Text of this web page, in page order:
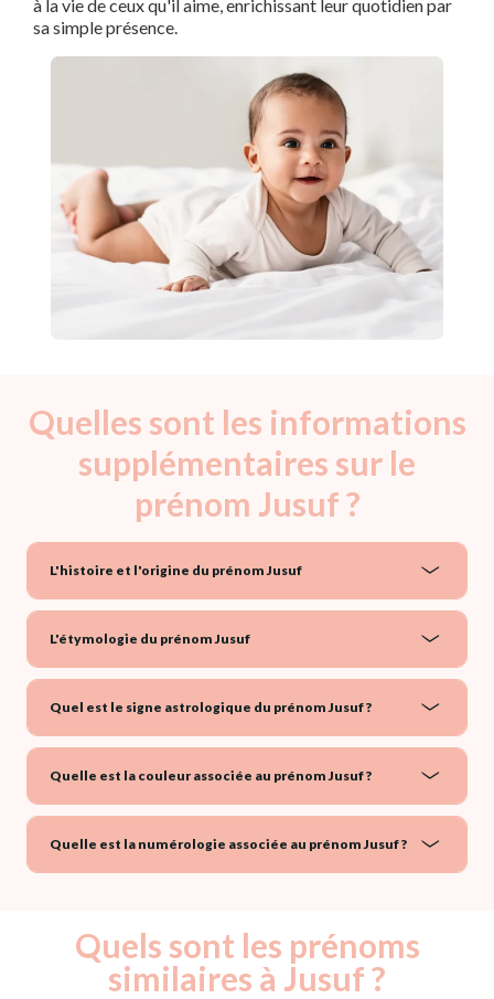
à la vie de ceux qu'il aime, enrichissant leur quotidien par
sa simple présence.
Quelles sont les informations
supplémentaires sur le
prénom Jusuf ?
L'histoire et l'origine du prénom Jusuf
L'étymologie du prénom Jusuf
Quel est le signe astrologique du prénom Jusuf ?
Quelle est la couleur associée au prénom Jusuf ?
Quelle est la numérologie associée au prénom Jusuf ?
Quels sont les prénoms
similaires à Jusuf ?